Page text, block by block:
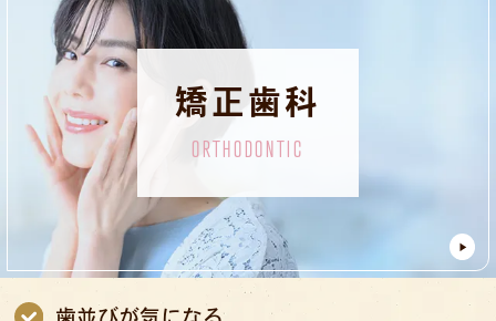
矯正歯科
ORTHODONTIC